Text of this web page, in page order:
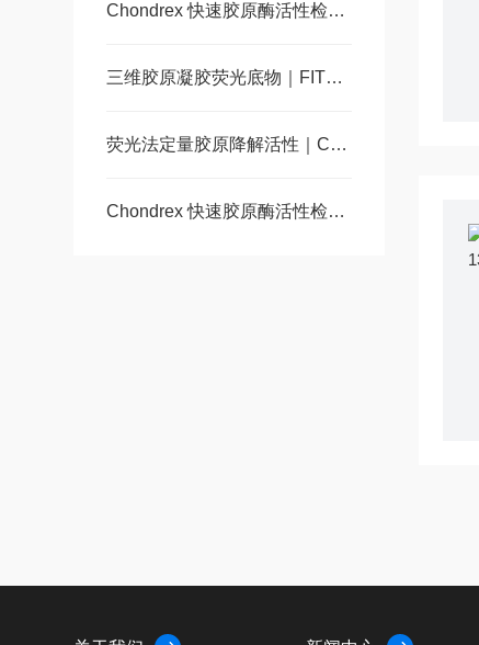
Chondrex 快速胶原酶活性检测试剂盒 一级代理
三维胶原凝胶荧光底物｜FITC标记II型胶原用于胶原酶活性定量研究
荧光法定量胶原降解活性｜Chondrex 胶原酶检测试剂盒
Chondrex 快速胶原酶活性检测试剂盒